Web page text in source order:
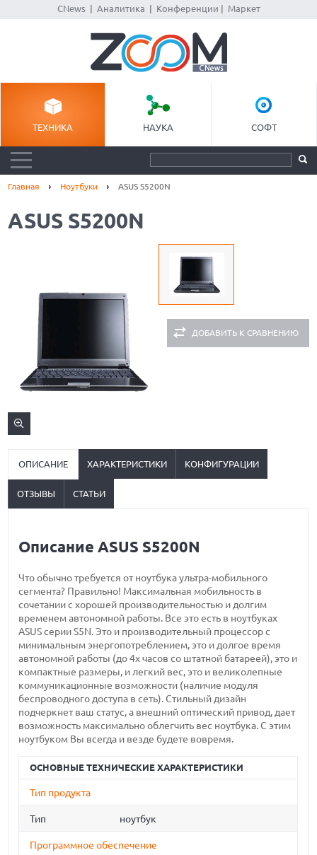
CNews| Аналитика Конференции Маркет
ТЕХНИКА НАУКА СОФТ
Главная Ноутбуки ASUS S5200N
ASUS S5200N
ДОБАВИТЬ К СРАВНЕНИЮ
ОПИСАНИЕ ХАРАКТЕРИСТИКИ КОНФИГУРАЦИИ
ОТЗЫВЫ СТАТЬИ
Описание ASUS S5200N
Что обычно требуется от ноутбука ультра-мобильного
сегмента? Правильно! Максимальная мобильность в
сочетании с хорошей производительностью и долгим
временем автономной работы. Все это есть в ноутбуках
ASUS серии S5N. Это и производительный процессор с
минимальным энергопотреблением, это и долгое время
автономной работы (до 4х часов со штатной батареей), это и
компактные размеры, и легкий вес, это и великолепные
коммуникационные возможности (наличие модуля
беспроводного доступа в сеть). Стильный дизайн
подчеркнет ваш статус, а внешний оптический привод, дает
возможность максимально облегчить вес ноутбука. С этим
ноутбуком Вы всегда и везде будете вовремя.
ОСНОВНЫЕ ТЕХНИЧЕСКИЕ ХАРАКТЕРИСТИКИ
Тип продукта
Тип ноутбук
Программное обеспечение